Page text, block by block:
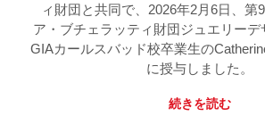
ィ財団と共同で、2026年2月6日、第
ア・ブチェラッティ財団ジュエリー
GIAカールスバッド校卒業生の
に授与しました。
続きを読む